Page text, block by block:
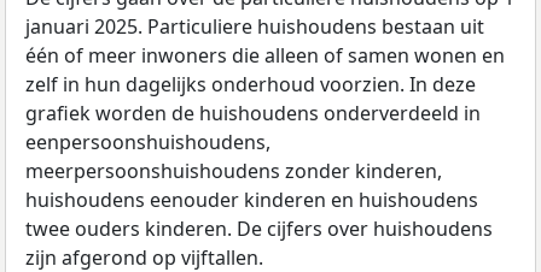
januari 2025. Particuliere huishoudens bestaan uit
één of meer inwoners die alleen of samen wonen en
zelf in hun dagelijks onderhoud voorzien. In deze
grafiek worden de huishoudens onderverdeeld in
eenpersoonshuishoudens,
meerpersoonshuishoudens zonder kinderen,
huishoudens eenouder kinderen en huishoudens
twee ouders kinderen. De cijfers over huishoudens
zijn afgerond op vijftallen.